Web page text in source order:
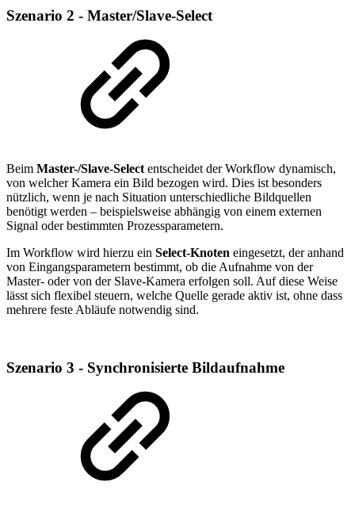
Szenario 2 - Master/Slave-Select
Beim Master-/Slave-Selectentscheidet der Workflow dynamisch,
von welcher Kamera ein Bild bezogen wird. Dies ist besonders
nützlich, wenn je nach Situation unterschiedliche Bildquellen
benötigt werden – beispielsweise abhängig von einem externen
Signal oder bestimmten Prozessparametern.
Im Workflow wird hierzu ein Select-Knoten eingesetzt, der anhand
von Eingangsparametern bestimmt, ob die Aufnahme von der
Master- oder von der Slave-Kamera erfolgen soll. Auf diese Weise
lässt sich flexibel steuern, welche Quelle gerade aktiv ist, ohne dass
mehrere feste Abläufe notwendig sind.
Szenario 3 - Synchronisierte Bildaufnahme